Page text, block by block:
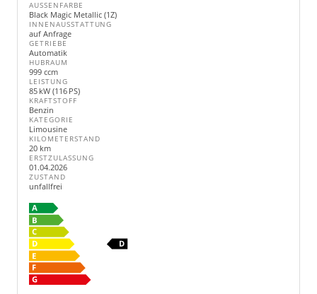
AUSSENFARBE
Black Magic Metallic (1Z)
INNENAUSSTATTUNG
auf Anfrage
GETRIEBE
Automatik
HUBRAUM
999 ccm
LEISTUNG
85 kW (116 PS)
KRAFTSTOFF
Benzin
KATEGORIE
Limousine
KILOMETERSTAND
20 km
ERSTZULASSUNG
01.04.2026
ZUSTAND
unfallfrei